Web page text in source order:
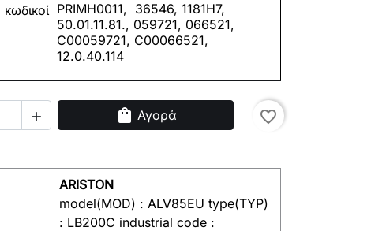
κωδικοί PRIMH0011, 36546, 1181H7,
50.01.11.81., 059721, 066521,
C00059721, C00066521,
12.0.40.114
 shopping_bag Αγορά favorite_border
ARISTON
model(MOD) : ALV85EU type(TYP)
: LB200C industrial code :